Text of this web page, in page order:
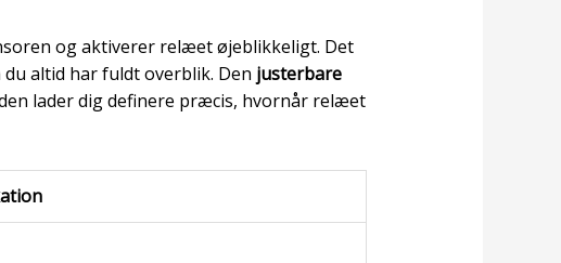
og aktiverer relæet øjeblikkeligt. Det
altid har fuldt overblik. Den justerbare
lader dig definere præcis, hvornår relæet